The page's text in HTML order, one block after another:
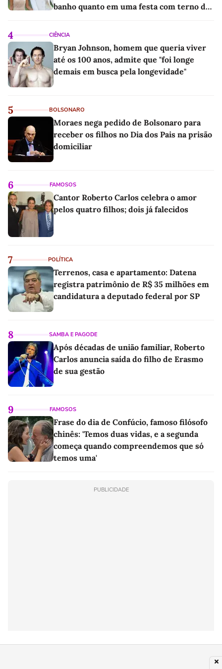
banho quanto em uma festa com terno de
4 CIÊNCIA
Bryan Johnson, homem que queria viver
até os 100 anos, admite que "foi longe
demais em busca pela longevidade"
5 BOLSONARO
Moraes nega pedido de Bolsonaro para
receber os filhos no Dia dos Pais na prisão
domiciliar
6 FAMOSOS
Cantor Roberto Carlos celebra o amor
pelos quatro filhos; dois já falecidos
7 POLÍTICA
Terrenos, casa e apartamento: Datena
registra patrimônio de R$ 35 milhões em
candidatura a deputado federal por SP
8 SAMBA E PAGODE
Após décadas de união familiar, Roberto
Carlos anuncia saída do filho de Erasmo
de sua gestão
9 FAMOSOS
Frase do dia de Confúcio, famoso filósofo
chinês: 'Temos duas vidas, e a segunda
começa quando compreendemos que só
temos uma'
PUBLICIDADE